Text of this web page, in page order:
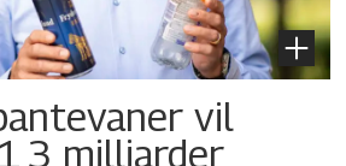
vil
milliarder